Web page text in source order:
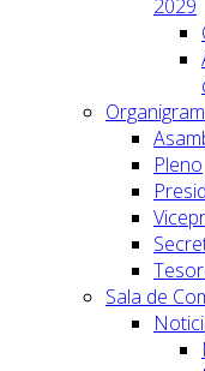
2029
Pleno
Sala de